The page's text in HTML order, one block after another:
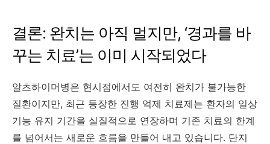
결론: 완치는 아직 멀지만, ‘경과를 바
꾸는 치료’는 이미 시작되었다
알츠하이머병은 현시점에서도 여전히 완치가 불가능한
질환이지만, 최근 등장한 진행 억제 치료제는 환자의 일상
기능 유지 기간을 실질적으로 연장하며 기존 치료의 한계
를 넘어서는 새로운 흐름을 만들어 내고 있습니다. 단지